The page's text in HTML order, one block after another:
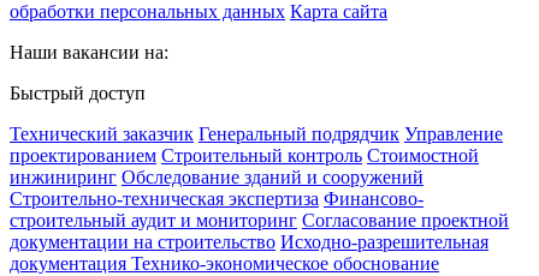
обработки персональных данных Карта сайта
Наши вакансии на:
Быстрый доступ
Технический заказчик Генеральный подрядчик Управление
проектированием Строительный контроль Стоимостной
инжиниринг Обследование зданий и сооружений
Строительно-техническая экспертиза Финансово-
строительный аудит и мониторинг Согласование проектной
документации на строительство Исходно-разрешительная
документация Технико-экономическое обоснование